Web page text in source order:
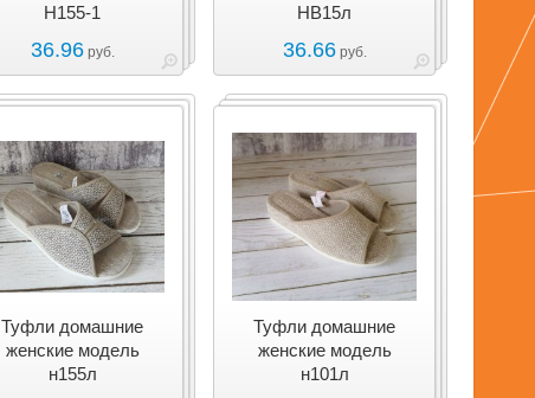
Н155-1
36.96руб.
НВ15л
36.66руб.
Туфли домашние
женские модель
н155л
Туфли домашние
женские модель
н101л